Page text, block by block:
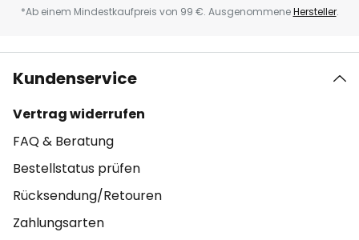
*Ab einem Mindestkaufpreis von 99 €. AusgenommeneHersteller.
Kundenservice
Vertrag widerrufen
FAQ & Beratung
Bestellstatus prüfen
Rücksendung/Retouren
Zahlungsarten